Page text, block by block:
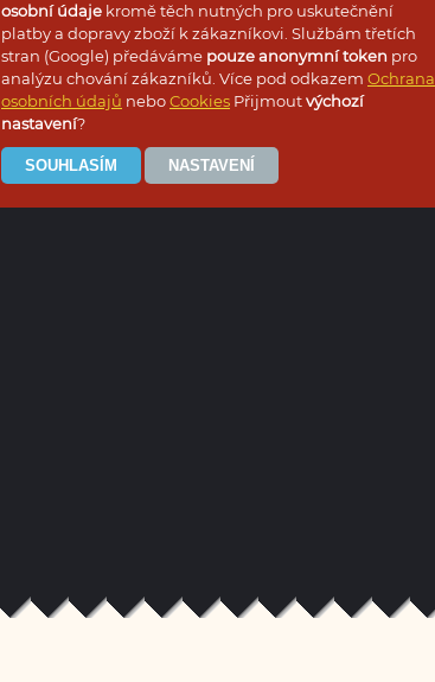
osobní údaje kromě těch nutných pro uskutečnění
platby a dopravy zboží k zákazníkovi. Službám třetích
stran (Google) předáváme pouze anonymní token pro
analýzu chování zákazníků. Více pod odkazem Ochrana
osobních údajů neboCookies Přijmoutvýchozí
nastavení?